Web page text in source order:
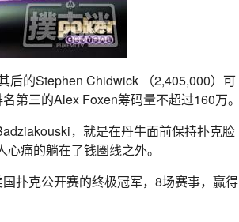
后的Stephen Chidwick （2,405,000）可
第三的Alex Foxen筹码量不超过160万。
，就是在丹牛面前保持扑克脸
痛的躺在了钱圈线之外。
扑克公开赛的终极冠军，8场赛事，赢得